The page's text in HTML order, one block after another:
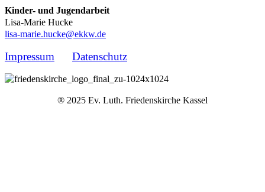
Kinder- und Jugendarbeit
Lisa-Marie Hucke
lisa-marie.hucke@ekkw.de
Impressum Datenschutz
® 2025 Ev. Luth. Friedenskirche Kassel